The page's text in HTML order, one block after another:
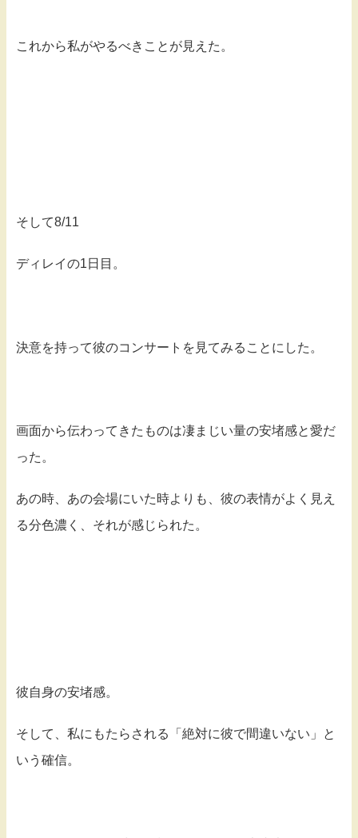
これから私がやるべきことが見えた。
そして8/11
ディレイの1日目。
決意を持って彼のコンサートを見てみることにした。
画面から伝わってきたものは凄まじい量の安堵感と愛だ
った。
あの時、あの会場にいた時よりも、彼の表情がよく見え
る分色濃く、それが感じられた。
彼自身の安堵感。
そして、私にもたらされる「絶対に彼で間違いない」と
いう確信。